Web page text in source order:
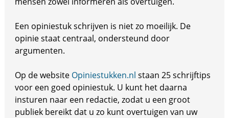
Een opiniestuk schrijven is niet zo moeilijk. De
opinie staat centraal, ondersteund door
argumenten.
Op de website Opiniestukken.nl staan 25 schrijftips
voor een goed opiniestuk. U kunt het daarna
insturen naar een redactie, zodat u een groot
publiek bereikt dat u zo kunt overtuigen van uw